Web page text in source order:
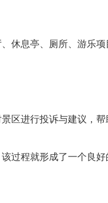
休息亭、厕所、游乐
区进行投诉与建议，帮
过程就形成了一个良好